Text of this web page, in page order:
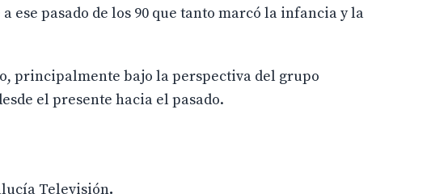
ese pasado de los 90 que tanto marcó la infancia y la
principalmente bajo la perspectiva del grupo
el presente hacia el pasado.
Televisión.